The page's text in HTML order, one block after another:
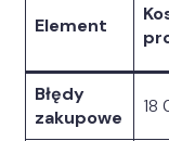
Element
Błędy
zakupowe
18